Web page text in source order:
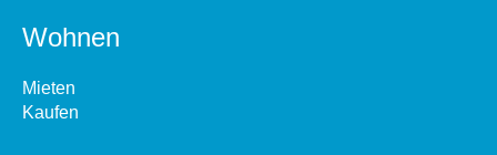
Wohnen
Mieten
Kaufen